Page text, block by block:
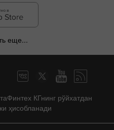
Actual Forecast Previous|
еще...
КГнинг рўйхатдан
ҳисобланади